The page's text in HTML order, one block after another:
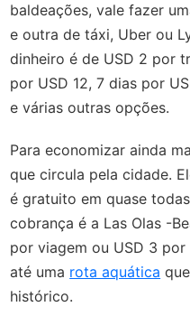
baldeações, vale fazer
e outra de táxi, Uber ou
dinheiro é de USD 2 por
por USD 12, 7 dias por
e várias outras opções.
Para economizar ainda
que circula pela cidade.
é gratuito em quase
cobrança é a Las Olas -
por viagem ou USD 3
até uma rota aquática
histórico.